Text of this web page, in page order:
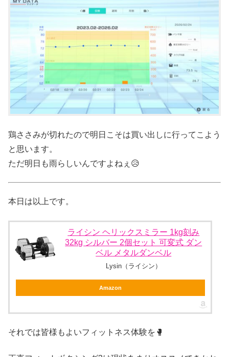
鶏ささみが切れたので明日こそは買い出しに行ってこよう
と思います。
ただ明日も雨らしいんですよねぇ😥
本日は以上です。
ライシン ヘリックスミラー 1kg刻み
32kg シルバー 2個セット 可変式 ダン
ベル メタルダンベル
Lysin（ライシン）
Amazon
それでは皆様もよいフィットネス体験を🥊